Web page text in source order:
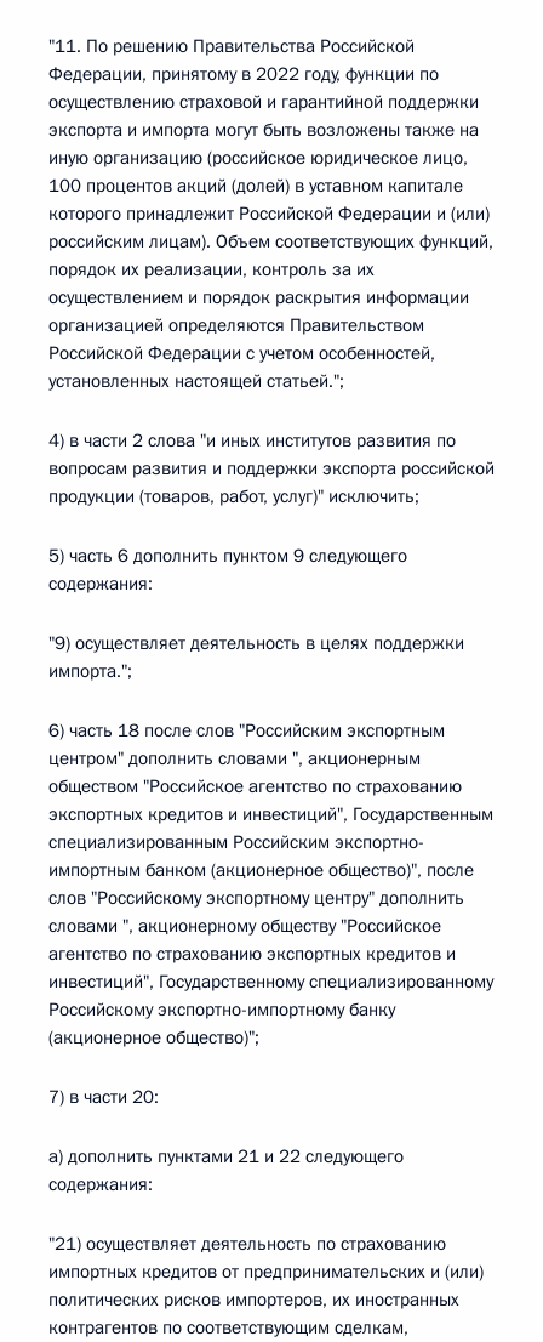
"11. По решению Правительства Российской
Федерации, принятому в 2022 году, функции по
осуществлению страховой и гарантийной поддержки
экспорта и импорта могут быть возложены также на
иную организацию (российское юридическое лицо,
100 процентов акций (долей) в уставном капитале
которого принадлежит Российской Федерации и (или)
российским лицам). Объем соответствующих функций,
порядок их реализации, контроль за их
осуществлением и порядок раскрытия информации
организацией определяются Правительством
Российской Федерации с учетом особенностей,
установленных настоящей статьей.";
4) в части 2 слова "и иных институтов развития по
вопросам развития и поддержки экспорта российской
продукции (товаров, работ, услуг)" исключить;
5) часть 6 дополнить пунктом 9 следующего
содержания:
"9) осуществляет деятельность в целях поддержки
импорта.";
6) часть 18 после слов "Российским экспортным
центром" дополнить словами ", акционерным
обществом "Российское агентство по страхованию
экспортных кредитов и инвестиций", Государственным
специализированным Российским экспортно-
импортным банком (акционерное общество)", после
слов "Российскому экспортному центру" дополнить
словами ", акционерному обществу "Российское
агентство по страхованию экспортных кредитов и
инвестиций", Государственному специализированному
Российскому экспортно-импортному банку
(акционерное общество)";
7) в части 20:
а) дополнить пунктами 21 и 22 следующего
содержания:
"21) осуществляет деятельность по страхованию
импортных кредитов от предпринимательских и (или)
политических рисков импортеров, их иностранных
контрагентов по соответствующим сделкам,